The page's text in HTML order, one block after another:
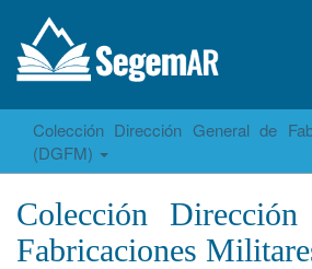
Colección Dirección General de
(DGFM)
Colección
Fabricaciones